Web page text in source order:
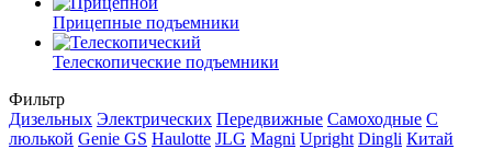
Прицепные подъемники
Телескопические подъемники
Фильтр
Дизельных Электрических Передвижные Самоходные С
люлькой Genie GS Haulotte JLG Magni Upright Dingli Китай